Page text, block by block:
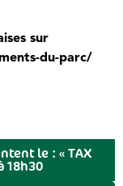
sur
du-parc/
le : « TAX
18h30